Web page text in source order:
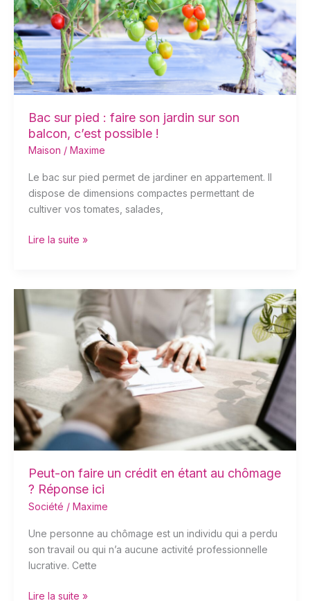
Bac sur pied : faire son jardin sur son
balcon, c’est possible !
Maison / Maxime
Le bac sur pied permet de jardiner en appartement. Il
dispose de dimensions compactes permettant de
cultiver vos tomates, salades,
faire
son
jardin
sur
son
balcon,
possible
!
Lire la suite »
Peut-on faire un crédit en étant au chômage
? Réponse ici
Société / Maxime
Une personne au chômage est un individu qui a perdu
son travail ou qui n’a aucune activité professionnelle
lucrative. Cette
on
faire
en
étant
au
chômage
?
ici
Lire la suite »